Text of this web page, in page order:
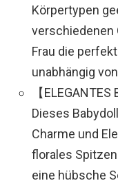
Körpertypen
verschiedenen
Frau die
unabhängig
【
Dieses
Charme und
florales
eine hübsche